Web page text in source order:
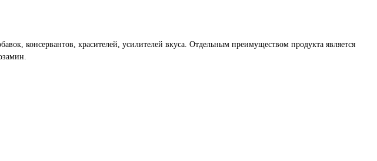
консервантов, красителей, усилителей вкуса. Отдельным преимуществом продукта является